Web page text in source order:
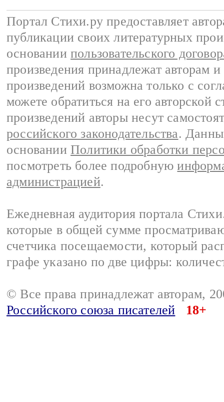
Портал Стихи.ру предоставляет
публикации своих литературных
основании пользовательского
произведения принадлежат авторам
произведений возможна только с
можете обратиться на его авторской
произведений авторы несут
российского законодательства.
основании Политики обработки
посмотреть более подробную
администрацией.
Ежедневная аудитория портала
которые в общей сумме
счетчика посещаемости, который
графе указано по две цифры:
© Все права принадлежат авторам,
Российского союза писателей
18+